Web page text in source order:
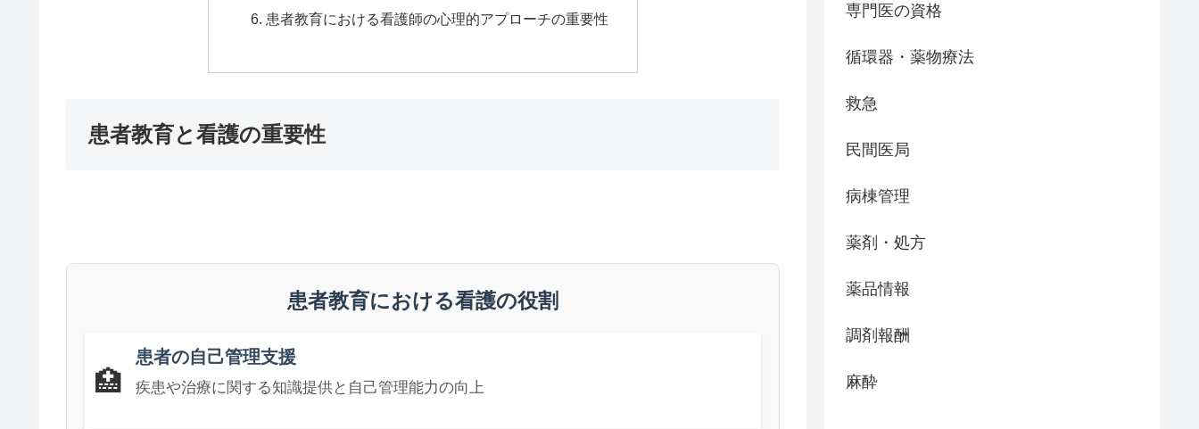
患者教育における看護師の心理的アプローチの重要性
患者教育と看護の重要性
患者教育における看護の役割
🏥
患者の自己管理支援
疾患や治療に関する知識提供と自己管理能力の向上
専門医の資格
循環器・薬物療法
救急
民間医局
病棟管理
薬剤・処方
薬品情報
調剤報酬
麻酔